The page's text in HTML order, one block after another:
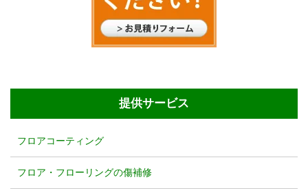
提供サービス
フロアコーティング
フロア・フローリングの傷補修